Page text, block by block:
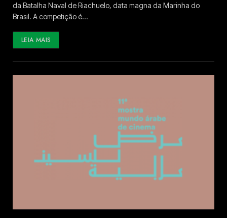
da Batalha Naval de Riachuelo, data magna da Marinha do
Brasil. A competição é…
LEIA MAIS